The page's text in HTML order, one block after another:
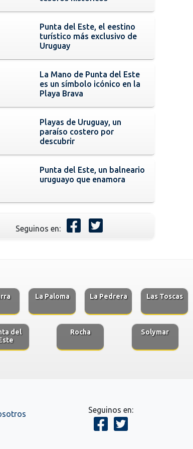
Punta del Este, el eestino
turístico más exclusivo de
Uruguay
La Mano de Punta del Este
es un símbolo icónico en la
Playa Brava
Playas de Uruguay, un
paraíso costero por
descubrir
Punta del Este, un balneario
uruguayo que enamora
Seguinos en:
La Paloma La Pedrera Las Toscas
del
Rocha Solymar
Seguinos en: